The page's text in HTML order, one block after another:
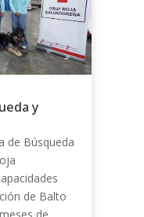
y
de Búsqueda
de Balto
de